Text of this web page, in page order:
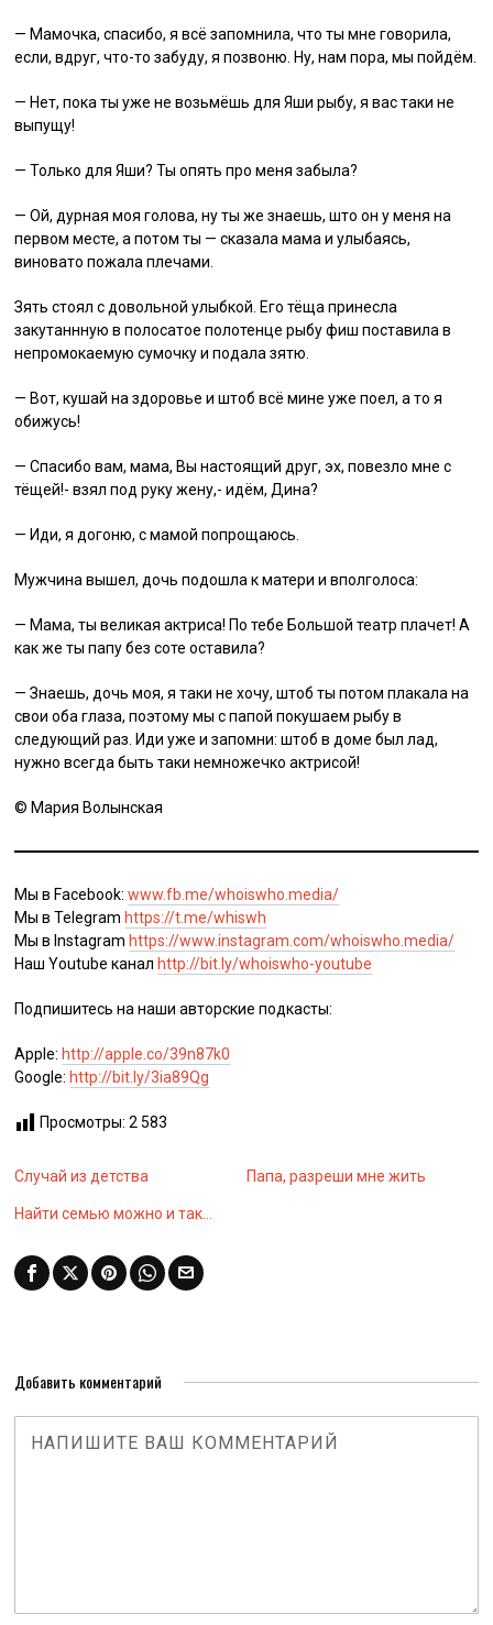
— Мамочка, спасибо, я всё запомнила, что ты мне говорила,
если, вдруг, что-то забуду, я позвоню. Ну, нам пора, мы пойдём.
— Нет, пока ты уже не возьмёшь для Яши рыбу, я вас таки не
выпущу!
— Только для Яши? Ты опять про меня забыла?
— Ой, дурная моя голова, ну ты же знаешь, што он у меня на
первом месте, а потом ты — сказала мама и улыбаясь,
виновато пожала плечами.
Зять стоял с довольной улыбкой. Его тёща принесла
закутаннную в полосатое полотенце рыбу фиш поставила в
непромокаемую сумочку и подала зятю.
— Вот, кушай на здоровье и штоб всё мине уже поел, а то я
обижусь!
— Спасибо вам, мама, Вы настоящий друг, эх, повезло мне с
тёщей!- взял под руку жену,- идём, Дина?
— Иди, я догоню, с мамой попрощаюсь.
Мужчина вышел, дочь подошла к матери и вполголоса:
— Мама, ты великая актриса! По тебе Большой театр плачет! А
как же ты папу без соте оставила?
— Знаешь, дочь моя, я таки не хочу, штоб ты потом плакала на
свои оба глаза, поэтому мы с папой покушаем рыбу в
следующий раз. Иди уже и запомни: штоб в доме был лад,
нужно всегда быть таки немножечко актрисой!
©️ Мария Волынская
Мы в Facebook:www.fb.me/whoiswho.media/
Мы в Telegram https://t.me/whiswh
Мы в Instagram https://www.instagram.com/whoiswho.media/
Наш Youtube канал http://bit.ly/whoiswho-youtube
Подпишитесь на наши авторские подкасты:
Apple: http://apple.co/39n87k0
Google: http://bit.ly/3ia89Qg
Просмотры: 2 583
Случай из детства Папа, разреши мне жить
Найти семью можно и так…
Добавить комментарий